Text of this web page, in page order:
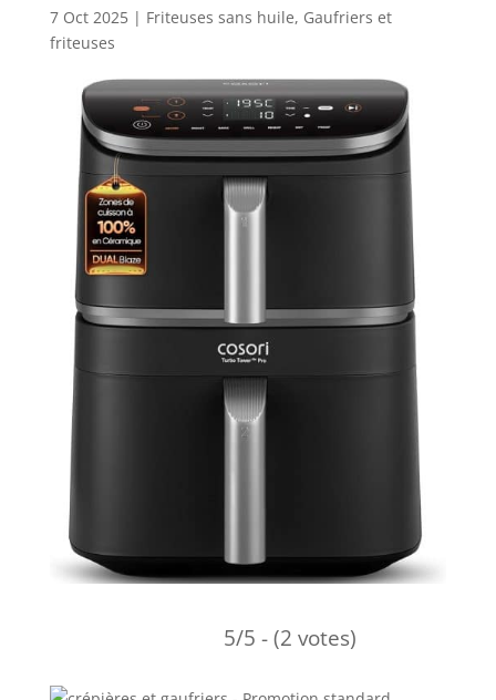
7 Oct 2025| Friteuses sans huile, Gaufriers et
friteuses
5/5 - (2 votes)